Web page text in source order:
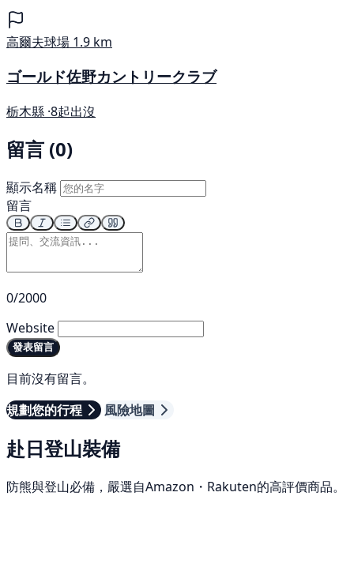
高爾夫球場 1.9 km
ゴールド佐野カントリークラブ
栃木縣 ·8起出沒
留言 (0)
顯示名稱
留言
0/2000
Website
發表留言
目前沒有留言。
規劃您的行程
風險地圖
赴日登山裝備
防熊與登山必備，嚴選自Amazon・Rakuten的高評價商品。